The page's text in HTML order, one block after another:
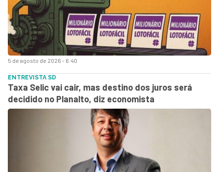
5 de agosto de 2026 - 6:40
ENTREVISTA SD
Taxa Selic vai cair, mas destino dos juros será
decidido no Planalto, diz economista